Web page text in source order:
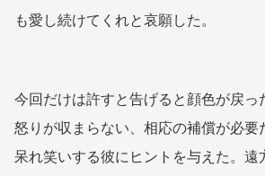
も愛し続けてくれと哀願した。
今回だけは許すと告げると顔色が戻っ
怒りが収まらない、相応の補償が必要
呆れ笑いする彼にヒントを与えた。遠